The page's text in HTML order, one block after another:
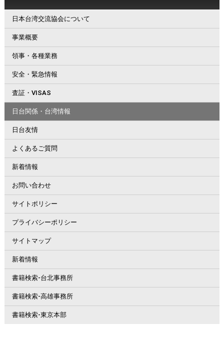
日本台湾交流協会について
事業概要
領事・各種業務
安全・緊急情報
査証・VISAS
日台関係・台湾情報
日台友情
よくあるご質問
新着情報
お問い合わせ
サイトポリシー
プライバシーポリシー
サイトマップ
新着情報
書籍検索-台北事務所
書籍検索-高雄事務所
書籍検索-東京本部